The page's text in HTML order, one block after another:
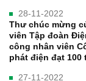
28-11-2022
Thư chúc mừng
viên Tập đoàn
công nhân viên
phát điện đạt 100
27-11-2022